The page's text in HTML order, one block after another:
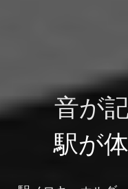
音が
駅が